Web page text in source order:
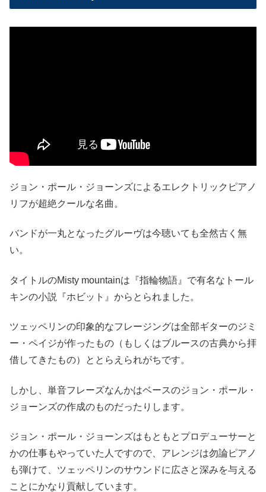
ジョン・ポール・ジョーンズによるエレクトリックピアノ
リフが超絶クールな名曲。
バンドが一丸となったグルーヴは今聴いても全然古く無
い。
タイトルのMisty mountainは『指輪物語』で有名なトール
キンの小説『ホビット』からとられました。
ツェッペリンの印象的なフレージングは全部ギターのジミ
ー・ペイジが作ったもの（もしくはブルースの古典から拝
借してきたもの）ととらえられがちです。
しかし、単音フレーズなんかはベースのジョン・ポール・
ジョーンズの作成のものだったりします。
ジョン・ポール・ジョーンズはもともとプロデューサーと
かの仕事もやっていた人ですので、アレンジは勿論ピアノ
も弾けて、ツェッペリンのサウンドに広さと深みを与える
ことにかなり貢献しています。